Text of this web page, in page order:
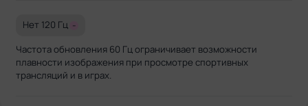
Нет 120 Гц -
Частота обновления 60 Гц ограничивает возможности
плавности изображения при просмотре спортивных
трансляций и в играх.